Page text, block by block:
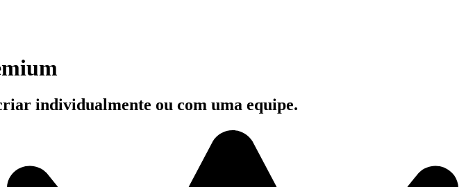
individualmente ou com uma equipe.